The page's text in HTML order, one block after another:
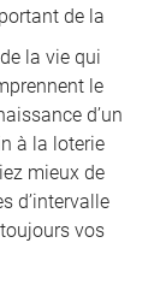
de la
la vie qui
le
d’un
à la loterie
mieux de
d’intervalle
vos